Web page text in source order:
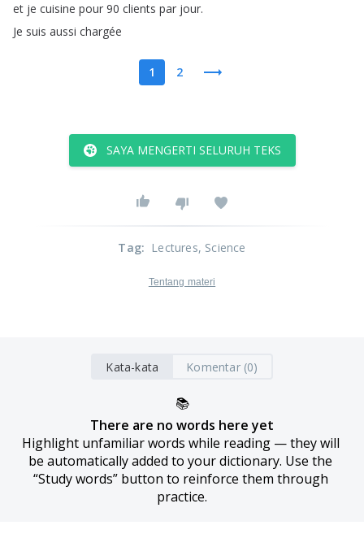
et je cuisine pour 90 clients par jour.
Je suis aussi chargée
1 2
SAYA MENGERTI SELURUH TEKS
Tag: Lectures, Science
Tentang materi
Kata-kata Komentar (0)
📚
There are no words here yet
Highlight unfamiliar words while reading — they will
be automatically added to your dictionary. Use the
“Study words” button to reinforce them through
practice.